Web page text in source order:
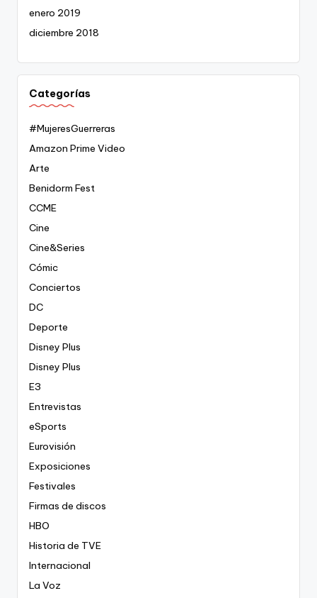
enero 2019
diciembre 2018
Categorías
#MujeresGuerreras
Amazon Prime Video
Arte
Benidorm Fest
CCME
Cine
Cine&Series
Cómic
Conciertos
DC
Deporte
Disney Plus
Disney Plus
E3
Entrevistas
eSports
Eurovisión
Exposiciones
Festivales
Firmas de discos
HBO
Historia de TVE
Internacional
La Voz